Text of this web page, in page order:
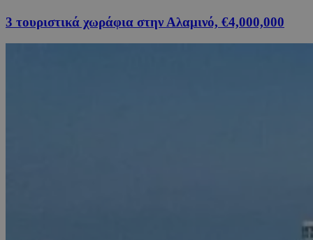
3 τουριστικά χωράφια στην Αλαμινό, €4,000,000